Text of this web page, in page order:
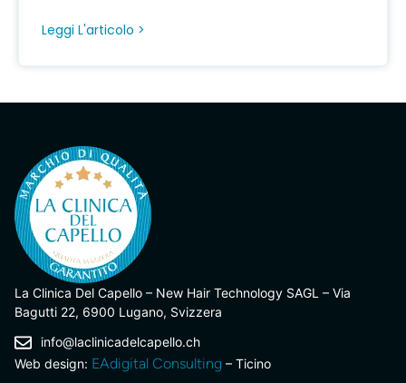
Leggi L'articolo >
La Clinica Del Capello – New Hair Technology SAGL – Via
Bagutti 22, 6900 Lugano, Svizzera
info@laclinicadelcapello.ch
Web design: EAdigital Consulting – Ticino